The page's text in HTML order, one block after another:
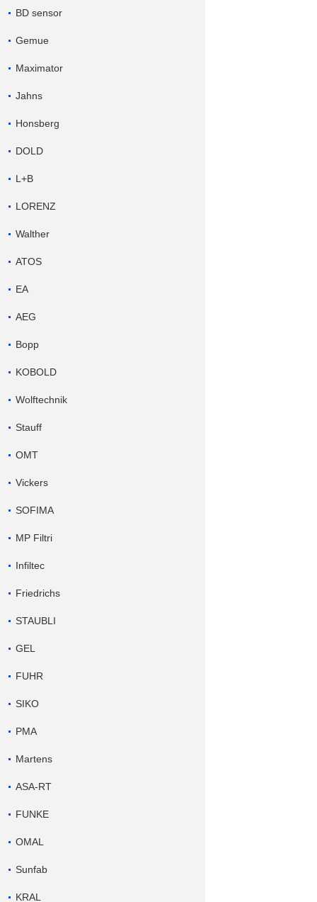
BD sensor
Gemue
Maximator
Jahns
Honsberg
DOLD
L+B
LORENZ
Walther
ATOS
EA
AEG
Bopp
KOBOLD
Wolftechnik
Stauff
OMT
Vickers
SOFIMA
MP Filtri
Infiltec
Friedrichs
STAUBLI
GEL
FUHR
SIKO
PMA
Martens
ASA-RT
FUNKE
OMAL
Sunfab
KRAL